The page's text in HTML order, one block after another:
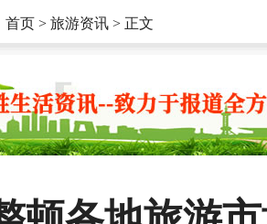
首页 > 旅游资讯 > 正文